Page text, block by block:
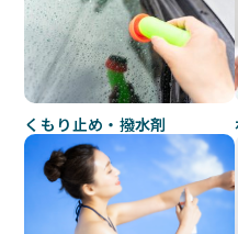
くもり止め・撥水剤